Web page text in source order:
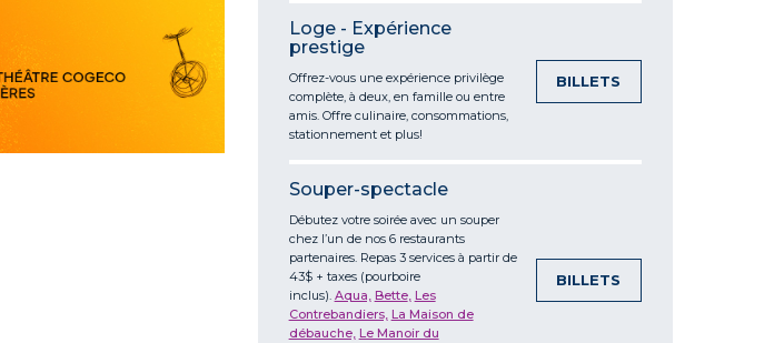
Loge - Expérience
prestige
Offrez-vous une expérience privilège
complète, à deux, en famille ou entre
amis. Offre culinaire, consommations,
stationnement et plus!
BILLETS
Souper-spectacle
Débutez votre soirée avec un souper
chez l’un de nos 6 restaurants
partenaires. Repas 3 services à partir de
43$ + taxes (pourboire
inclus). Aqua, Bette, Les
Contrebandiers, La Maison de
débauche, Le Manoir du
BILLETS